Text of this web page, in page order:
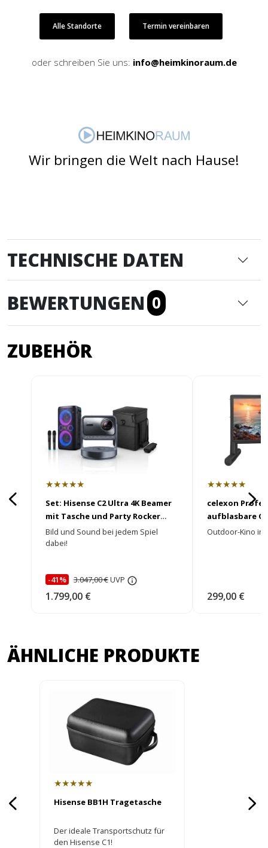
Alle Standorte Termin vereinbaren
oder schreiben Sie uns: info@heimkinoraum.de
Wir bringen die Welt nach Hause!
TECHNISCHE DATEN
BEWERTUNGEN 0
ZUBEHÖR
★★★★★
Set: Hisense C2 Ultra 4K Beamer
mit Tasche und Party Rocker
One Plus Bluetooth
Lautsprecher
Bild und Sound bei jedem Spiel
dabei!
-41% 3.047,00 €UVP
1.799,00 €
★★★★★
celexon
aufblasbare
Outdoor-Kino in
299,00 €
ÄHNLICHE PRODUKTE
★★★★★
Hisense BB1H Tragetasche
Der ideale Transportschutz für
den Hisense C1!